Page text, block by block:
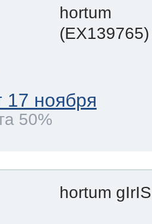
hortum
(EX139765)
17 ноября
50%
hortum